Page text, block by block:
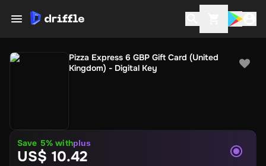
Pizza Express 6 GBP Gift Card (United
Kingdom) - Digital Key
Save 5% withplus
US$ 10.42